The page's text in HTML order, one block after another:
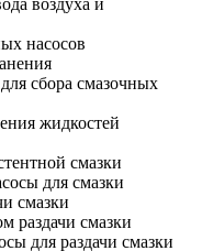
воздуха и
насосов
сбора смазочных
жидкостей
смазки
для смазки
смазки
раздачи смазки
для раздачи смазки